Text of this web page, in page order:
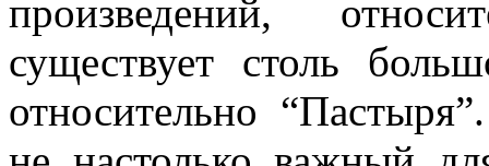
произведений,
существует столь
относительно